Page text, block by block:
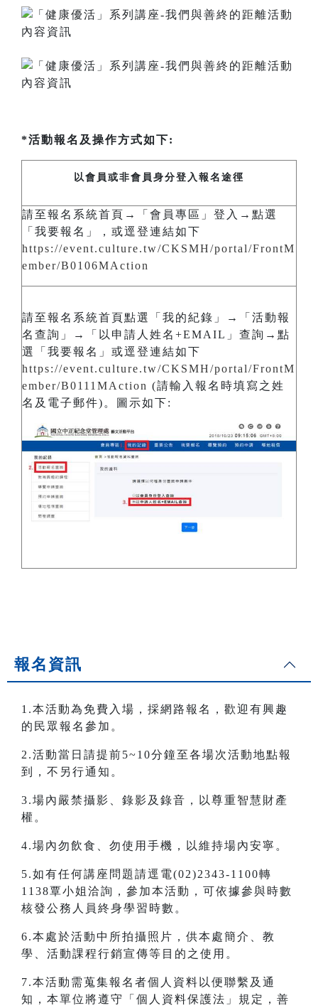
*活動報名及操作方式如下:
以會員或非會員身分登入報名途徑
請至報名系統首頁→「會員專區」登入→點選
「我要報名」，或逕登連結如下
https://event.culture.tw/CKSMH/portal/FrontM
ember/B0106MAction
請至報名系統首頁點選「我的紀錄」→「活動報
名查詢」→「以申請人姓名+EMAIL」查詢→點
選「我要報名」或逕登連結如下
https://event.culture.tw/CKSMH/portal/FrontM
ember/B0111MAction (請輸入報名時填寫之姓
名及電子郵件)。圖示如下:
報名資訊
1.本活動為免費入場，採網路報名，歡迎有興趣
的民眾報名參加。
2.活動當日請提前5~10分鐘至各場次活動地點報
到，不另行通知。
3.場內嚴禁攝影、錄影及錄音，以尊重智慧財產
權。
4.場內勿飲食、勿使用手機，以維持場內安寧。
5.如有任何講座問題請逕電(02)2343-1100轉
1138覃小姐洽詢，參加本活動，可依據參與時數
核發公務人員終身學習時數。
6.本處於活動中所拍攝照片，供本處簡介、教
學、活動課程行銷宣傳等目的之使用。
7.本活動需蒐集報名者個人資料以便聯繫及通
知，本單位將遵守「個人資料保護法」規定，善